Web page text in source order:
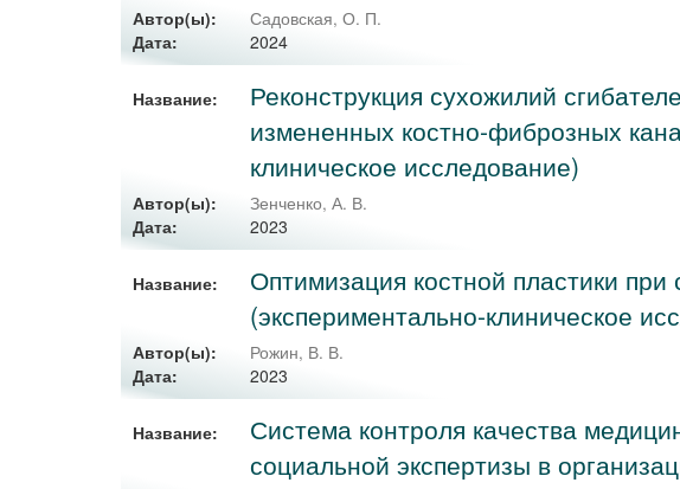
Автор(ы):
Садовская, О. П.
Дата:
2024
Название:
Реконструкция сухожилий
измененных костно-фиброзных
клиническое исследование)
Автор(ы):
Зенченко, А. В.
Дата:
2023
Название:
Оптимизация костной пластики
(экспериментально-клиническое
Автор(ы):
Рожин, В. В.
Дата:
2023
Название:
Система контроля качества
социальной экспертизы в